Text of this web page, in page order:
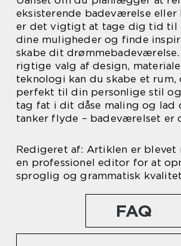
eksisterende badeværelse
er det vigtigt at tage dig tid til
dine muligheder og finde
skabe dit
rigtige valg af design,
teknologi kan du skabe et rum,
perfekt til din personlige stil og
tag fat i dit dåse maling og lad
tanker flyde – badeværelset er
Redigeret af: Artiklen er blevet
en professionel editor for at
sproglig og grammatisk
FAQ